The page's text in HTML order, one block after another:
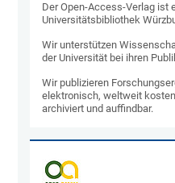
Der Open-Access-Verlag ist
Universitätsbibliothek
Wir unterstützen
der Universität bei ihren
Wir publizieren
elektronisch, weltweit
archiviert und auffindbar.